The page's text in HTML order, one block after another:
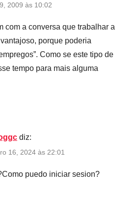
2009 às 10:02
com a conversa que trabalhar a
porque poderia
Como se este tipo de
tempo para mais alguma
diz:
16, 2024 às 22:01
puedo iniciar sesion?